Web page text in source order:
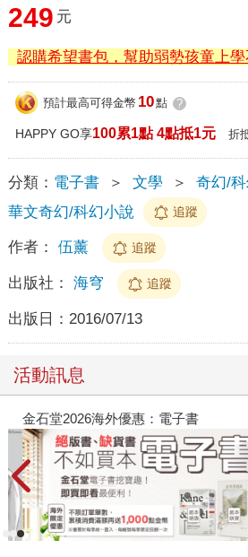
249 元
認購希望書包，幫助弱勢孩童上學
預計最高可得金幣 10點 ?
HAPPY GO享100累1點 4點抵1元 折
分類： 電子書 ＞ 文學 ＞ 奇幻/
華文奇幻/科幻小說
追蹤
作者： 伍薰 追蹤
出版社： 海穹 追蹤
出版日： 2016/07/13
活動訊息
金石堂2026海外優惠：電子書